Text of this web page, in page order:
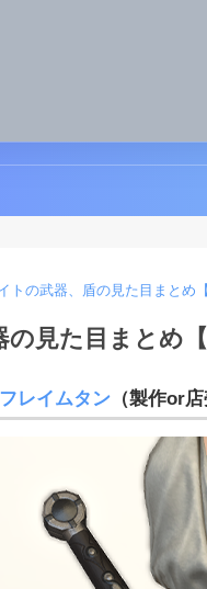
トの武器、盾の見た目まとめ
の見た目まとめ
レイムタン （製作or店